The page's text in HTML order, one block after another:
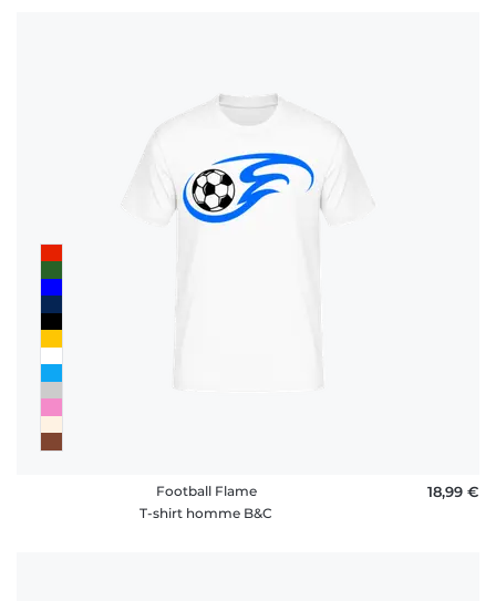
Football Flame
T-shirt homme B&C
18,99 €